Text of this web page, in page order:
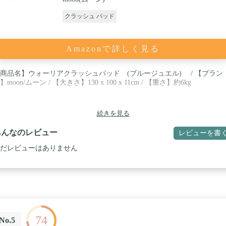
クラッシュ パッド
Amazonで詳しく見る
商品名】ウォーリアクラッシュパッド (ブルージュエル) / 【ブラン
】moon/ムーン / 【大きさ】130 x 100 x 11cm / 【重さ】約6kg
続きを見る
なのレビュー レビューを書
だレビューはありません
74